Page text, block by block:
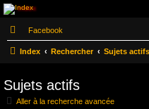
Morts Subites
Toulon
Facebook
Index Rechercher Sujets actifs
Sujets actifs
Aller à la recherche avancée